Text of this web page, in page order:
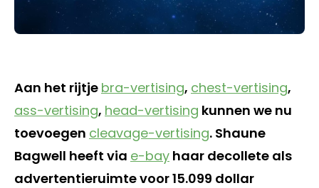
Aan het rijtje bra-vertising, chest-vertising,
ass-vertising, head-vertising kunnen we nu
toevoegen cleavage-vertising. Shaune
Bagwell heeft via e-bay haar decollete als
advertentieruimte voor 15.099 dollar